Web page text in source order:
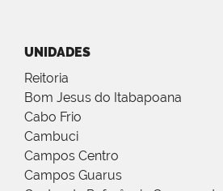
UNIDADES
Reitoria
Bom Jesus do Itabapoana
Cabo Frio
Cambuci
Campos Centro
Campos Guarus